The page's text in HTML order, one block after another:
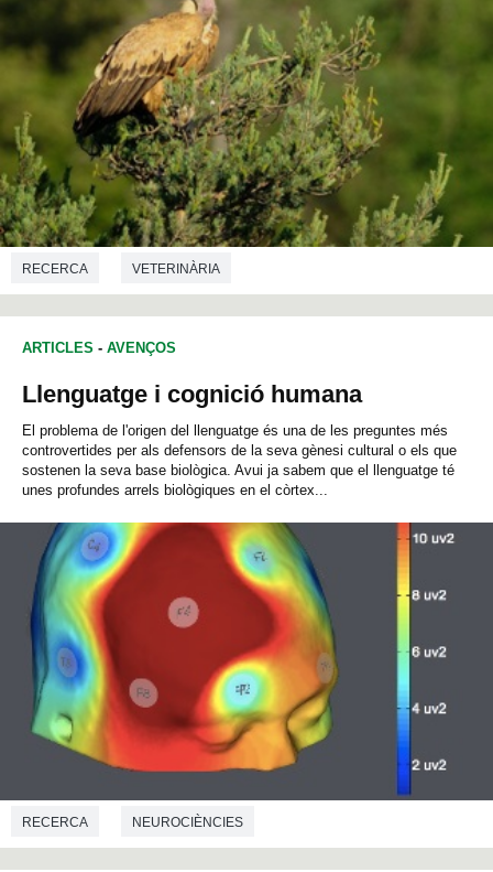
RECERCA VETERINÀRIA
ARTICLES - AVENÇOS
Llenguatge i cognició humana
El problema de l'origen del llenguatge és una de les preguntes més
controvertides per als defensors de la seva gènesi cultural o els que
sostenen la seva base biològica. Avui ja sabem que el llenguatge té
unes profundes arrels biològiques en el còrtex...
RECERCA NEUROCIÈNCIES
CIÈNCIES DE LA COMUNICACIÓ